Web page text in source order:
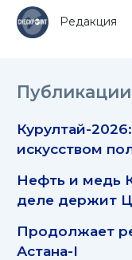
Редакция
Курултай-
искусством
Нефть и медь
деле держит
Продолжает
Астана-I